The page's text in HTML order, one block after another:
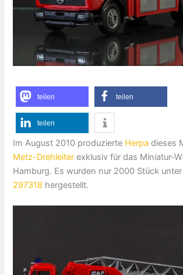
teilen teilen
teilen
Im August 2010 produzierte Herpa dieses
Metz-Drehleiter exklusiv für das Miniatur-
Hamburg. Es wurden nur 2000 Stück
297318 hergestellt.